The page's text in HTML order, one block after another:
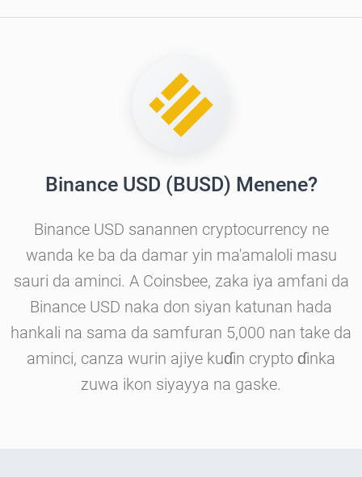
Binance USD (BUSD) Menene?
Binance USD sanannen cryptocurrency ne
wanda ke ba da damar yin ma'amaloli masu
sauri da aminci. A Coinsbee, zaka iya amfani da
Binance USD naka don siyan katunan hada
hankali na sama da samfuran 5,000 nan take da
aminci, canza wurin ajiye kuɗin crypto ɗinka
zuwa ikon siyayya na gaske.